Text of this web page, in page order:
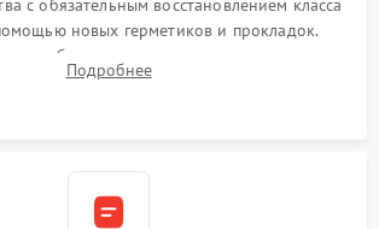
с обязательным восстановлением класса
новых герметиков и прокладок.
калибровка матрицы по эталонному
телу для точного измерения температур.
Подробнее